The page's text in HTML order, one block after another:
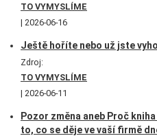
TO VYMYSLÍME
2026-06-16
Ještě hoříte nebo už jste
Zdroj:
TO VYMYSLÍME
2026-06-11
Pozor změna aneb Proč
to, co se děje ve vaší firmě